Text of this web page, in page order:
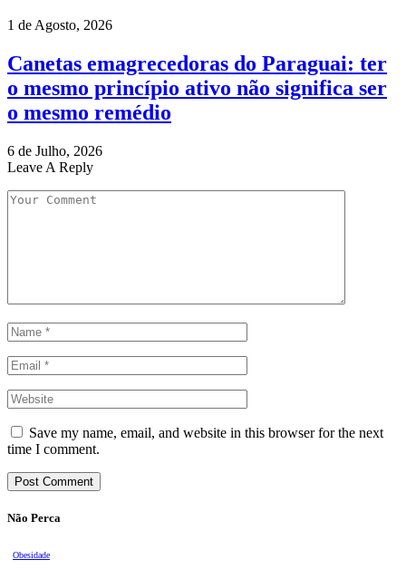
1 de Agosto, 2026
Canetas emagrecedoras do Paraguai: ter
o mesmo princípio ativo não significa ser
o mesmo remédio
6 de Julho, 2026
Leave A Reply
Save my name, email, and website in this browser for the next
time I comment.
Não Perca
Obesidade